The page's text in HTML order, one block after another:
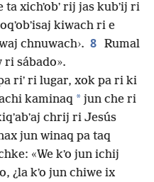
ta xichʼobʼ rij jas kubʼij ri
kiwach ri e
chnuwach›. 8 Rumal
ri sábado».
riʼ ri lugar, xok pa ri ki
kaminaq * jun che ri
chrij ri Jesús
jun winaq pa taq
«We kʼo jun ichij
¿la kʼo jun chiwe ix